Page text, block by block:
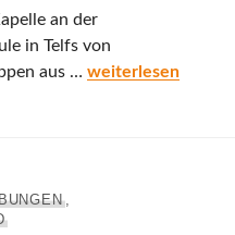
an der
in Telfs von
aus … Ein Licht aus
weiterlesen
,